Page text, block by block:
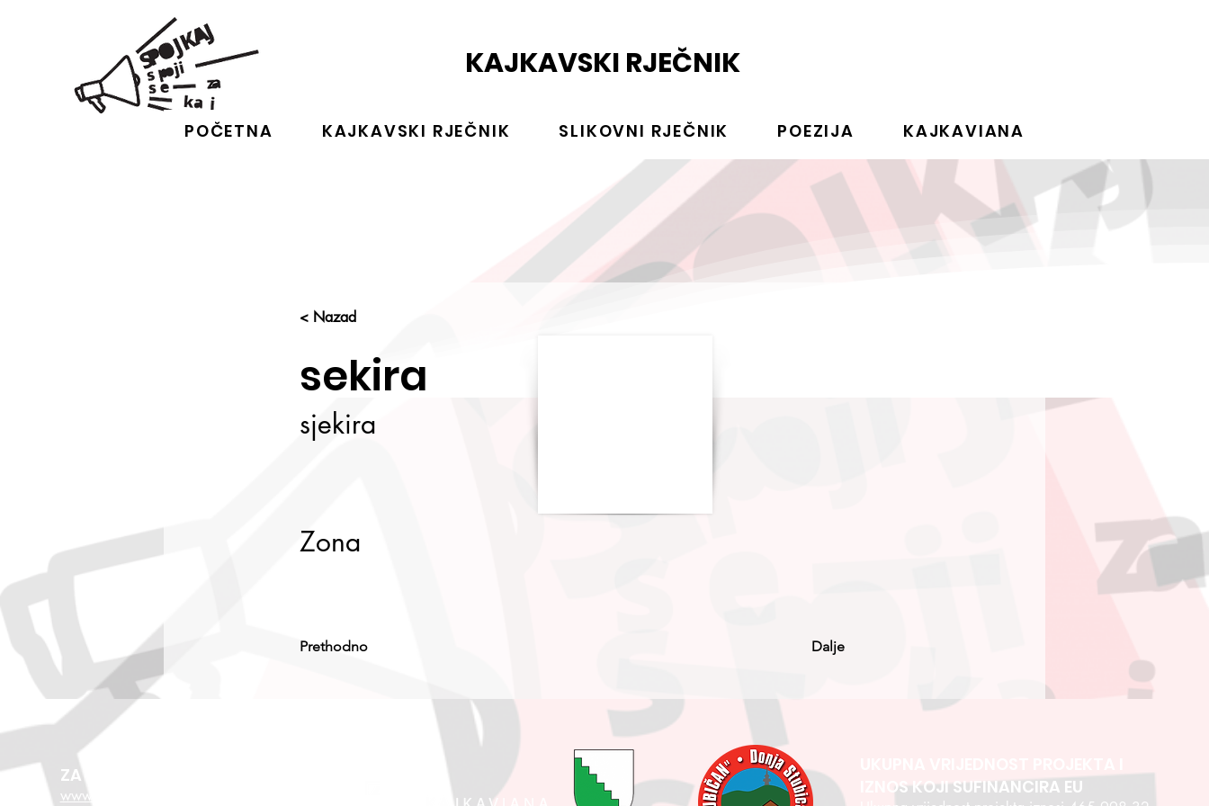
KAJKAVSKI RJEČNIK
POČETNA KAJKAVSKI RJEČNIK SLIKOVNI RJEČNIK POEZIJA KAJKAVIANA
< Nazad
sekira
sjekira
Zona
Prethodno Dalje
ZA VIŠE O EU FONDOVIMA
www.esf.hr
IZNOS KOJI SUFINANCIRA EU